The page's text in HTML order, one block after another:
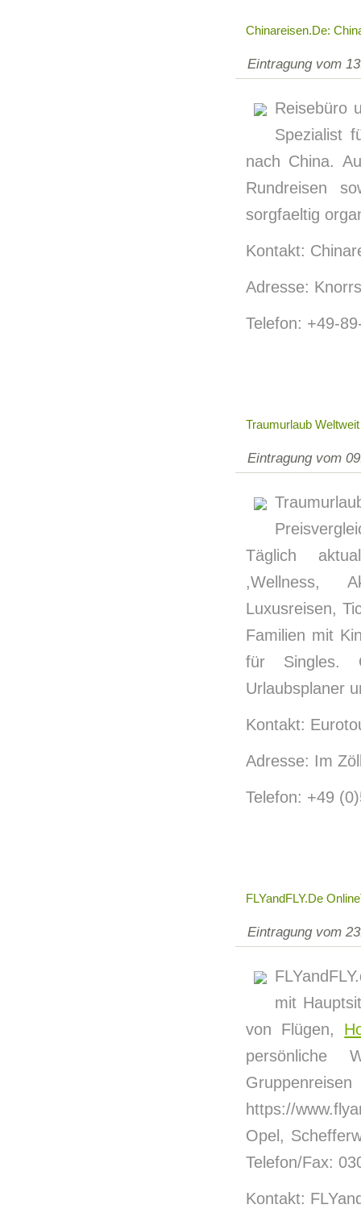
Chinareisen.de:
Eintragung vom
Reisebüro
Spezialist
nach China.
Rundreisen
sorgfaeltig
Kontakt:
Adresse:
Telefon: +49-
Traumurlaub
Eintragung vom
Täglich
,Wellness,
Luxusreisen,
Familien mit
für Singles.
Urlaubsplaner
Kontakt:
Adresse: Im
Telefon: +49
FLYandFLY.de Online
Eintragung vom
mit
von Flügen,
persönliche
https://
Opel,
Telefon/Fax:
Kontakt: